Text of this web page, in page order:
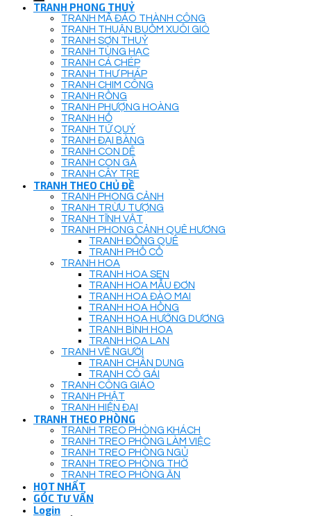
TRANH PHONG THUỶ
TRANH MÃ ĐÁO THÀNH CÔNG
TRANH THUẬN BUỒM XUÔI GIÓ
TRANH SƠN THUỶ
TRANH TÙNG HẠC
TRANH CÁ CHÉP
TRANH THƯ PHÁP
TRANH CHIM CÔNG
TRANH RỒNG
TRANH PHƯỢNG HOÀNG
TRANH HỔ
TRANH TỨ QUÝ
TRANH ĐẠI BÀNG
TRANH CON DÊ
TRANH CON GÀ
TRANH CÂY TRE
TRANH THEO CHỦ ĐỀ
TRANH PHONG CẢNH
TRANH TRỪU TƯỢNG
TRANH TĨNH VẬT
TRANH PHONG CẢNH QUÊ HƯƠNG
TRANH ĐỒNG QUÊ
TRANH PHỐ CỔ
TRANH HOA
TRANH HOA SEN
TRANH HOA MẪU ĐƠN
TRANH HOA ĐÀO MAI
TRANH HOA HỒNG
TRANH HOA HƯỚNG DƯƠNG
TRANH BÌNH HOA
TRANH HOA LAN
TRANH VẼ NGƯỜI
TRANH CHÂN DUNG
TRANH CÔ GÁI
TRANH CÔNG GIÁO
TRANH PHẬT
TRANH HIỆN ĐẠI
TRANH THEO PHÒNG
TRANH TREO PHÒNG KHÁCH
TRANH TREO PHÒNG LÀM VIỆC
TRANH TREO PHÒNG NGỦ
TRANH TREO PHÒNG THỜ
TRANH TREO PHÒNG ĂN
HOT NHẤT
GÓC TƯ VẤN
Login